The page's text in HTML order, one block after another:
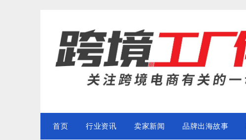
首页 行业资讯 卖家新闻 品牌出海故事